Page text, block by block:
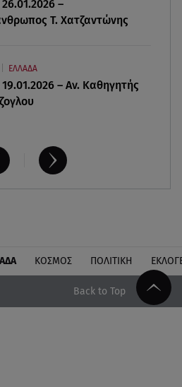
26.01.2026 –
Τ. Χατζαντώνης
ΕΛΛΑΔΑ
19.01.2026 – Αν. Καθηγητής
ΚΟΣΜΟΣ ΠΟΛΙΤΙΚΗ
Back to Top